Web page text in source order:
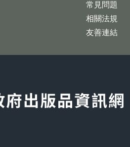
常見問題
相關法規
友善連結